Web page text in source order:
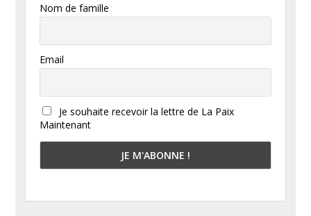
Nom de famille
Email
Je souhaite recevoir la lettre de La Paix
Maintenant